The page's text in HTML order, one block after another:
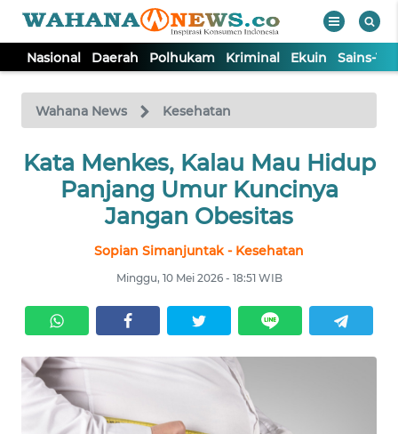
Nasional Daerah Polhukam Kriminal Ekuin Sains-
Wahana News Kesehatan
Kata Menkes, Kalau Mau Hidup
Panjang Umur Kuncinya
Jangan Obesitas
Sopian Simanjuntak - Kesehatan
Minggu, 10 Mei 2026 - 18:51 WIB
TV
Tutup
NASIONAL
POLHUKAM
KRIMINAL
EKUIN
SAINS-TEKNO